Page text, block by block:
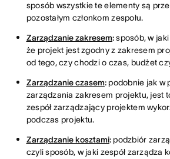
sposób wszystkie te elementy są
pozostałym członkom zespołu.
Zarządzanie zakresem:sposób, w jaki
że projekt jest zgodny z zakresem
od tego, czy chodzi o czas, budżet
Zarządzanie czasem:podobnie jak w
zarządzania zakresem projektu, jest
zespół zarządzający projektem
podczas projektu.
Zarządzanie kosztami:podzbiór
czyli sposób, w jaki zespół zarządza